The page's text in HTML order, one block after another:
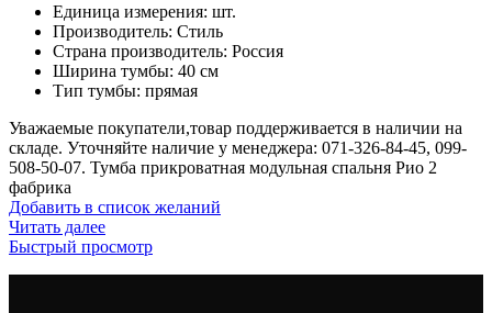
Единица измерения: шт.
Производитель: Стиль
Страна производитель: Россия
Ширина тумбы: 40 см
Тип тумбы: прямая
Уважаемые покупатели,товар поддерживается в наличии на
складе. Уточняйте наличие у менеджера: 071-326-84-45, 099-
508-50-07. Тумба прикроватная модульная спальня Рио 2
фабрика
Добавить в список желаний
Читать далее
Быстрый просмотр